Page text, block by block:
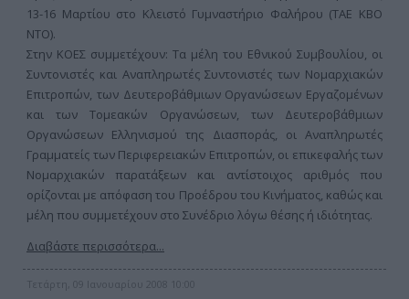
13-16 Μαρτίου στο Κλειστό Γυμναστήριο Φαλήρου (ΤΑΕ ΚΒΟ
ΝΤΟ).
Στην ΚΟΕΣ συμμετέχουν: Τα μέλη του Εθνικού Συμβουλίου, οι
Συντονιστές και Αναπληρωτές Συντονιστές των Νομαρχιακών
Επιτροπών, των Δευτεροβάθμιων Οργανώσεων Εργαζομένων
και των Τομεακών Οργανώσεων, των Δευτεροβάθμιων
Οργανώσεων Ελληνισμού της Διασποράς, οι Αναπληρωτές
Γραμματείς των Περιφερειακών Επιτροπών, οι επικεφαλής των
Νομαρχιακών παρατάξεων και αντίστοιχος αριθμός που
ορίζονται με απόφαση του Προέδρου του Κινήματος, καθώς και
μέλη που συμμετέχουν στο Συνέδριο λόγω θέσης ή ιδιότητας.
Διαβάστε περισσότερα...
Τετάρτη, 09 Ιανουαρίου 2008 10:00